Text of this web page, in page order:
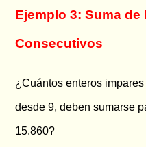
Ejemplo 3: Suma de
Consecutivos
¿Cuántos enteros
desde 9, deben sumarse
15.860?